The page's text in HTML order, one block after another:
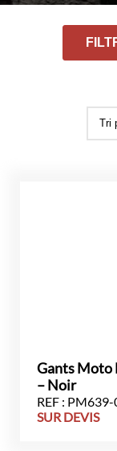
Gants Moto
– Noir
REF :
SUR DEVIS